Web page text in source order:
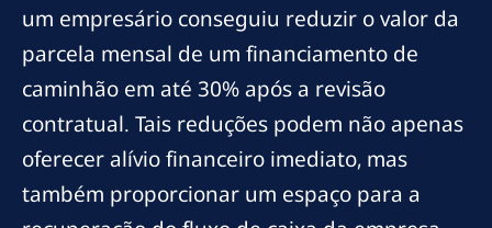
um empresário conseguiu reduzir o valor da
parcela mensal de um financiamento de
caminhão em até 30% após a revisão
contratual. Tais reduções podem não apenas
oferecer alívio financeiro imediato, mas
também proporcionar um espaço para a